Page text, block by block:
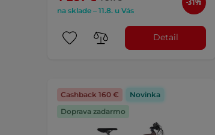
na sklade – 11.8. u Vás
-31%
Detail
Cashback 160 €
Novinka
Doprava zadarmo